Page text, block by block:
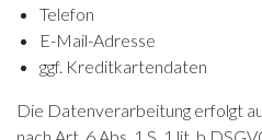
Telefon
E-Mail-Adresse
ggf. Kreditkartendaten
Die Datenverarbeitung erfolgt